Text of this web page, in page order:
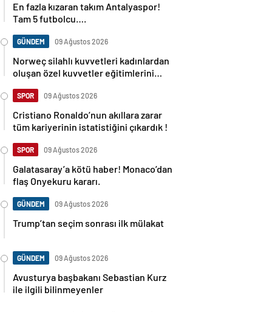
En fazla kızaran takım Antalyaspor!
Tam 5 futbolcu….
GÜNDEM 09 Ağustos 2026
Norweç silahlı kuvvetleri kadınlardan
oluşan özel kuvvetler eğitimlerini
SPOR 09 Ağustos 2026
Cristiano Ronaldo’nun akıllara zarar
tüm kariyerinin istatistiğini çıkardık !
SPOR 09 Ağustos 2026
Galatasaray’a kötü haber! Monaco’dan
flaş Onyekuru kararı.
GÜNDEM 09 Ağustos 2026
Trump’tan seçim sonrası ilk mülakat
GÜNDEM 09 Ağustos 2026
Avusturya başbakanı Sebastian Kurz
ile ilgili bilinmeyenler